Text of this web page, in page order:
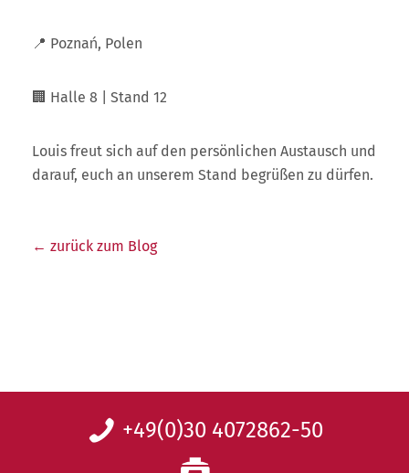
📍 Poznań, Polen
🏢 Halle 8 | Stand 12
Louis freut sich auf den persönlichen Austausch und
darauf, euch an unserem Stand begrüßen zu dürfen.
← zurück zum Blog
+49(0)30 4072862-50